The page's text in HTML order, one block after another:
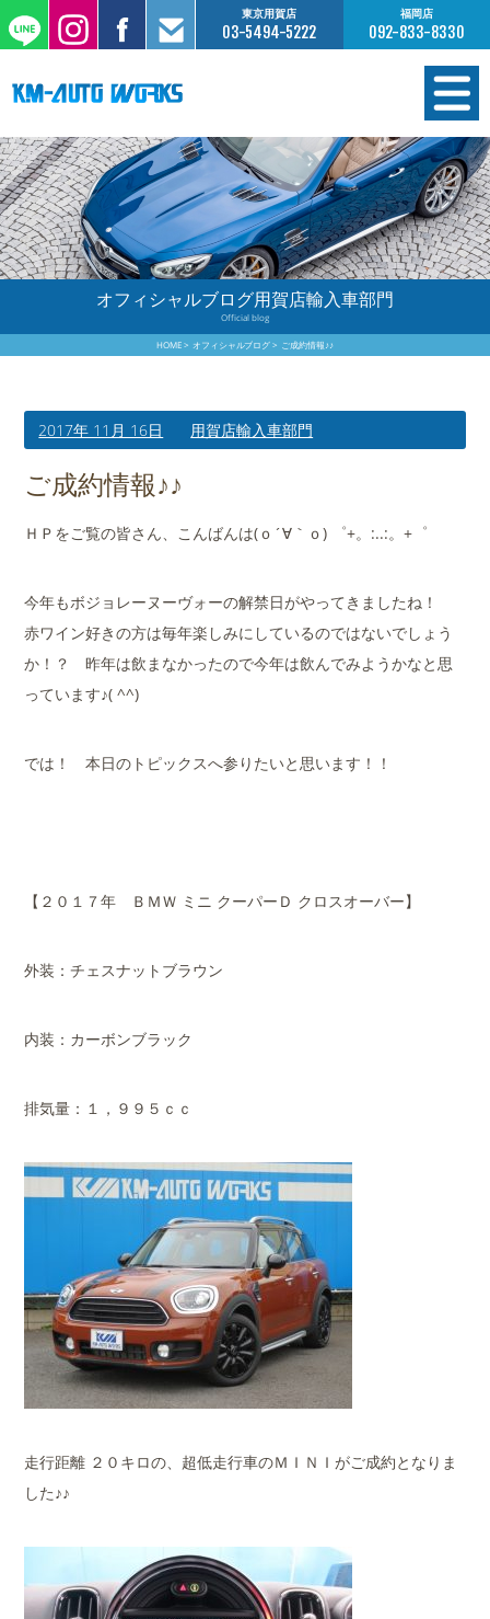
東京用賀店
03-5494-5222
福岡店
092-833-8330
在庫情報
オーダー販売
工場サービス
保証について
買取査定のご案内
会社概要
オフィシャルブログ用賀店輸入車部門
Official blog
HOME オフィシャルブログ ご成約情報♪♪
2017年 11月 16日 用賀店輸入車部門
ご成約情報♪♪
ＨＰをご覧の皆さん、こんばんは(ｏ´∀｀ｏ) ゜+。:..:。+゜
今年もボジョレーヌーヴォーの解禁日がやってきましたね！
赤ワイン好きの方は毎年楽しみにしているのではないでしょう
か！？ 昨年は飲まなかったので今年は飲んでみようかなと思
っています♪( ^^)
では！ 本日のトピックスへ参りたいと思います！！
【２０１７年 ＢＭＷ ミニ クーパーＤ クロスオーバー】
外装：チェスナットブラウン
内装：カーボンブラック
排気量：１，９９５ｃｃ
走行距離 ２０キロの、超低走行車のＭＩＮＩがご成約となりま
した♪♪